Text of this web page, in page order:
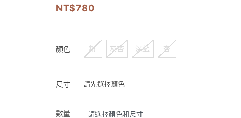
780
顏色 粉 灰杏 深藍 杏
尺寸 請先選擇顏色
數量